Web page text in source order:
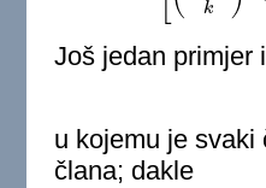
k
Još jedan primjer
u kojemu je svaki
člana; dakle